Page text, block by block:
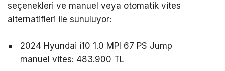
seçenekleri ve manuel veya otomatik vites
alternatifleri ile sunuluyor:
2024 Hyundai i10 1.0 MPI 67 PS Jump
manuel vites: 483.900 TL